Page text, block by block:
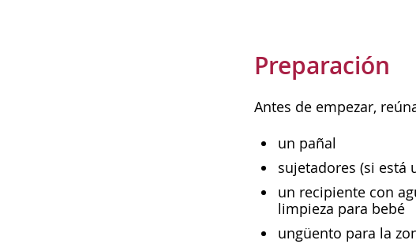
Preparación
Antes de empezar,
un pañal
sujetadores (si está
un recipiente con
limpieza para bebé
ungüento para la